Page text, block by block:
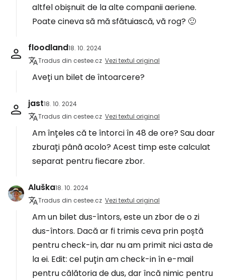
altfel obișnuit de la alte companii aeriene.
Poate cineva să mă sfătuiască, vă rog? 🙂
floodland18. 10. 2024
Tradus din cestee.cz Vezi textul original
Aveți un bilet de întoarcere?
jast18. 10. 2024
Tradus din cestee.cz Vezi textul original
Am înțeles că te întorci în 48 de ore? Sau doar
zburați până acolo? Acest timp este calculat
separat pentru fiecare zbor.
Aluška18. 10. 2024
Tradus din cestee.cz Vezi textul original
Am un bilet dus-întors, este un zbor de o zi
dus-întors. Dacă ar fi trimis ceva prin poștă
pentru check-in, dar nu am primit nici asta de
la ei. Edit: cel puțin am check-in în e-mail
pentru călătoria de dus, dar încă nimic pentru